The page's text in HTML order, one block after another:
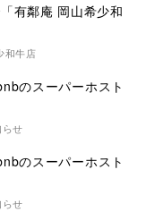
有鄰庵 岡山希少和
和牛店
のスーパーホスト
せ
のスーパーホスト
せ